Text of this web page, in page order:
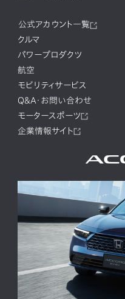
公式アカウント一覧
クルマ
パワープロダクツ
航空
モビリティサービス
Q&A・お問い合わせ
モータースポーツ
企業情報サイト